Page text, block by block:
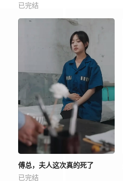
已完结
傅总，夫人这次真的死了
已完结